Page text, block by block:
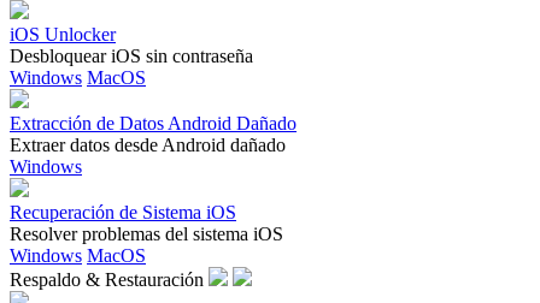
iOS Unlocker
Desbloquear iOS sin contraseña
Windows MacOS
Extracción de Datos Android Dañado
Extraer datos desde Android dañado
Windows
Recuperación de Sistema iOS
Resolver problemas del sistema iOS
Windows MacOS
Respaldo & Restauración